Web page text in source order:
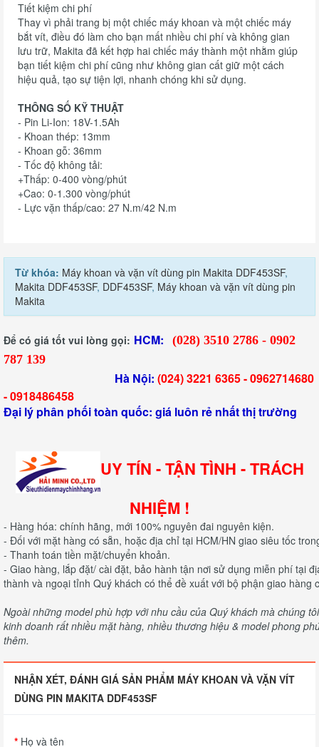
Tiết kiệm chi phí
Thay vì phải trang bị một chiếc máy khoan và một chiếc máy
bắt vít, điều đó làm cho bạn mất nhiều chi phí và không gian
lưu trữ, Makita đã kết hợp hai chiếc máy thành một nhằm giúp
bạn tiết kiệm chi phí cũng như không gian cất giữ một cách
hiệu quả, tạo sự tiện lợi, nhanh chóng khi sử dụng.
THÔNG SỐ KỸ THUẬT
- Pin Li-Ion: 18V-1.5Ah
- Khoan thép: 13mm
- Khoan gỗ: 36mm
- Tốc độ không tải:
+Thấp: 0-400 vòng/phút
+Cao: 0-1.300 vòng/phút
- Lực vặn thấp/cao: 27 N.m/42 N.m
Từ khóa: Máy khoan và vặn vít dùng pin Makita DDF453SF,
Makita DDF453SF, DDF453SF, Máy khoan và vặn vít dùng pin
Makita
Để có giá tốt vui lòng gọi: HCM:
(028) 3510 2786 - 0902
787 139
Hà Nội: (024) 3221 6365 -0962714680
-0918486458
Đại lý phân phối toàn quốc: giá luôn rẻ nhất thị trường
UY TÍN - TẬN TÌNH - TRÁCH
NHIỆM !
- Hàng hóa: chính hãng, mới 100% nguyên đai nguyên kiện.
- Đối với mặt hàng có sẵn, hoặc địa chỉ tại HCM/HN giao siêu tốc
- Thanh toán tiền mặt/chuyển khoản.
- Giao hàng, lắp đặt/ cài đặt, bảo hành tận nơi sử dụng miễn phí tại
thành và ngoại tỉnh Quý khách có thể đề xuất với bộ phận giao hàng
Ngoài những model phù hợp với nhu cầu của Quý khách mà chúng
kinh doanh rất nhiều mặt hàng, nhiều thương hiệu & model phong
thêm.
NHẬN XÉT, ĐÁNH GIÁ SẢN PHẨM MÁY KHOAN VÀ VẶN VÍT
DÙNG PIN MAKITA DDF453SF
Họ và tên